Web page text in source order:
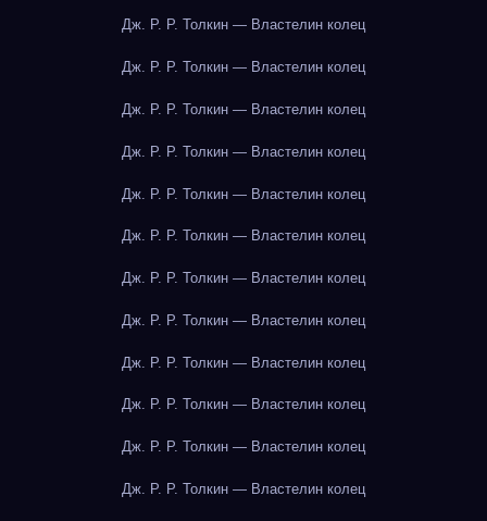
Дж. Р. Р. Толкин — Властелин колец
Дж. Р. Р. Толкин — Властелин колец
Дж. Р. Р. Толкин — Властелин колец
Дж. Р. Р. Толкин — Властелин колец
Дж. Р. Р. Толкин — Властелин колец
Дж. Р. Р. Толкин — Властелин колец
Дж. Р. Р. Толкин — Властелин колец
Дж. Р. Р. Толкин — Властелин колец
Дж. Р. Р. Толкин — Властелин колец
Дж. Р. Р. Толкин — Властелин колец
Дж. Р. Р. Толкин — Властелин колец
Дж. Р. Р. Толкин — Властелин колец